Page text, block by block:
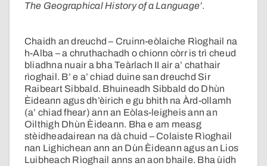
The Geographical History of a Language’.
Chaidh an dreuchd – Cruinn-eòlaiche Rìoghail na
h-Alba – a chruthachadh o chionn còrr is trì cheud
bliadhna nuair a bha Teàrlach II air a’ chathair
rìoghail. B’ e a’ chiad duine san dreuchd Sir
Raibeart Sibbald. Bhuineadh Sibbald do Dhùn
Èideann agus dh’èirich e gu bhith na Àrd-ollamh
(a’ chiad fhear) ann an Eòlas-leigheis ann an
Oilthigh Dhùn Èideann. Bha e am measg
stèidheadairean na dà chuid – Colaiste Rìoghail
nan Lighichean ann an Dùn Èideann agus an Lios
Luibheach Rìoghail anns an aon bhaile. Bha ùidh